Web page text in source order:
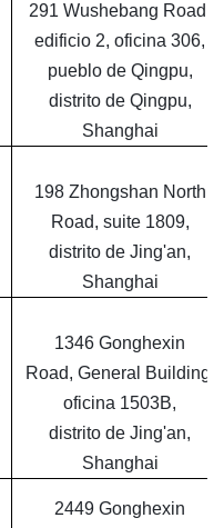
291 Wushebang Road,
edificio 2, oficina 306,
pueblo de Qingpu,
distrito de Qingpu,
Shanghai
198 Zhongshan North
Road, suite 1809,
distrito de Jing'an,
Shanghai
1346 Gonghexin
Road, General Building,
oficina 1503B,
distrito de Jing'an,
Shanghai
2449 Gonghexin